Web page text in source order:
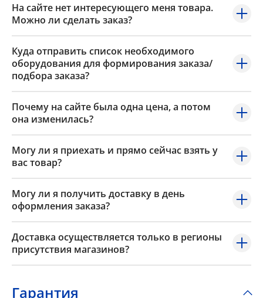
На сайте нет интересующего меня товара.
Можно ли сделать заказ?
Куда отправить список необходимого
оборудования для формирования заказа/
подбора заказа?
Почему на сайте была одна цена, а потом
она изменилась?
Могу ли я приехать и прямо сейчас взять у
вас товар?
Могу ли я получить доставку в день
оформления заказа?
Доставка осуществляется только в регионы
присутствия магазинов?
Гарантия